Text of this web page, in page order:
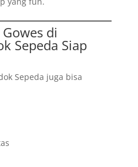
di
Sepeda Siap
Sepeda juga bisa